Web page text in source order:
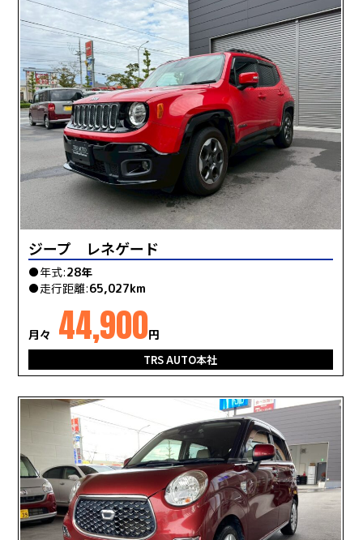
ジープ レネゲード
●年式:28年
●走行距離:65,027km
月々 44,900円
TRS AUTO本社